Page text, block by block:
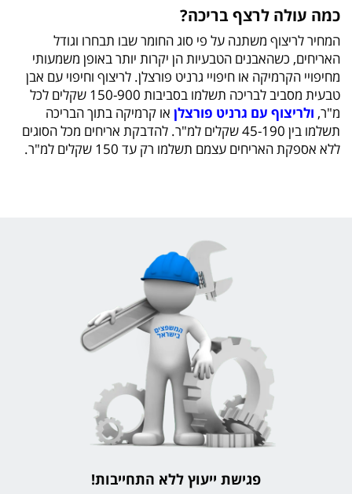
כמה עולה לרצף בריכה?
המחיר לריצוף משתנה על פי סוג החומר שבו תבחרו וגודל
האריחים, כשהאבנים הטבעיות הן יקרות יותר באופן משמעותי
מחיפויי הקרמיקה או חיפויי גרניט פורצלן. לריצוף וחיפוי עם אבן
טבעית מסביב לבריכה תשלמו בסביבות 150-900 שקלים לכל
מ"ר, ולריצוף עם גרניט פורצלן או קרמיקה בתוך הבריכה
תשלמו בין 45-190 שקלים למ"ר. להדבקת אריחים מכל הסוגים
ללא אספקת האריחים עצמם תשלמו רק עד 150 שקלים למ"ר.
פגישת ייעוץ ללא התחייבות!